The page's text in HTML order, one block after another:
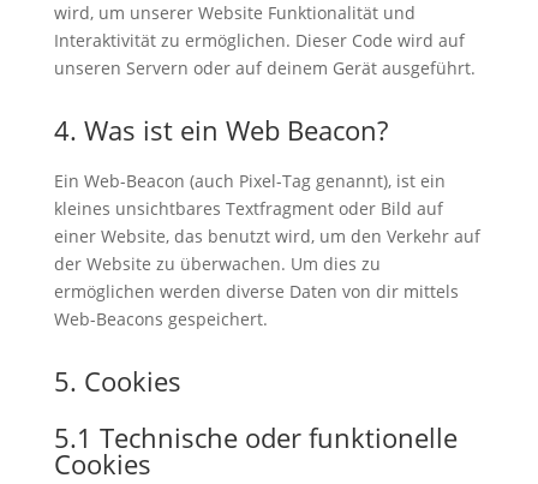
wird, um unserer Website Funktionalität und
Interaktivität zu ermöglichen. Dieser Code wird auf
unseren Servern oder auf deinem Gerät ausgeführt.
4. Was ist ein Web Beacon?
Ein Web-Beacon (auch Pixel-Tag genannt), ist ein
kleines unsichtbares Textfragment oder Bild auf
einer Website, das benutzt wird, um den Verkehr auf
der Website zu überwachen. Um dies zu
ermöglichen werden diverse Daten von dir mittels
Web-Beacons gespeichert.
5. Cookies
5.1 Technische oder funktionelle
Cookies